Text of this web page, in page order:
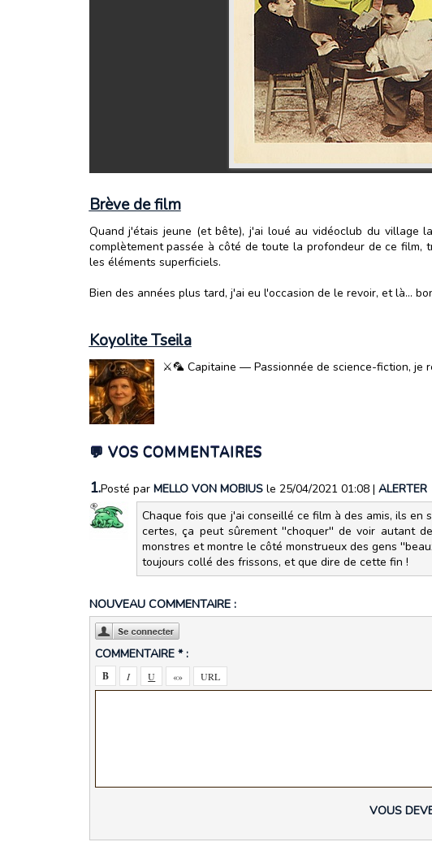
Brève de film
Quand j'étais jeune (et bête), j'ai loué au vidéoclub du village
complètement passée à côté de toute la profondeur de ce
les éléments superficiels.
Bien des années plus tard, j'ai eu l'occasion de le revoir, et là...
Koyolite Tseila
⚔️🦜 Capitaine — Passionnée de science-fiction, je
💬 VOS COMMENTAIRES
1.Posté par MELLO VON MOBIUS le 25/04/2021 01:08 | ALERTER
Chaque fois que j'ai conseillé ce film à des amis, ils
certes, ça peut sûrement ''choquer'' de voir autant
monstres et montre le côté monstrueux des gens
toujours collé des frissons, et que dire de cette fin !
NOUVEAU COMMENTAIRE :
COMMENTAIRE * :
VOUS